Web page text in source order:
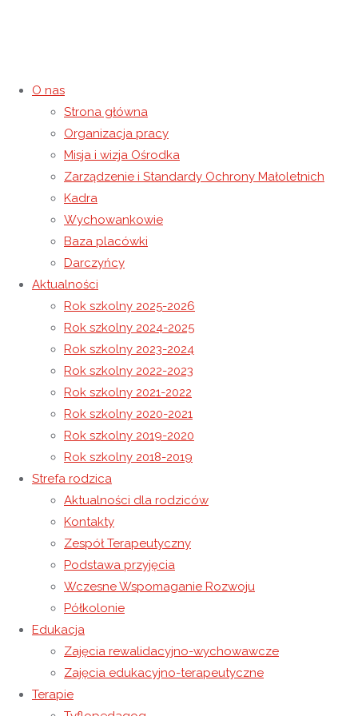
O nas
Strona główna
Organizacja pracy
Misja i wizja Ośrodka
Zarządzenie i Standardy Ochrony Małoletnich
Kadra
Wychowankowie
Baza placówki
Darczyńcy
Aktualności
Rok szkolny 2025-2026
Rok szkolny 2024-2025
Rok szkolny 2023-2024
Rok szkolny 2022-2023
Rok szkolny 2021-2022
Rok szkolny 2020-2021
Rok szkolny 2019-2020
Rok szkolny 2018-2019
Strefa rodzica
Aktualności dla rodziców
Kontakty
Zespół Terapeutyczny
Podstawa przyjęcia
Wczesne Wspomaganie Rozwoju
Półkolonie
Edukacja
Zajęcia rewalidacyjno-wychowawcze
Zajęcia edukacyjno-terapeutyczne
Terapie
Zajęcia z wychowania
fizycznego.
26 listopada 202026 listopada 2020
Strona główna Rok szkolny 2020-2021
fizycznego.
20 listopada MIĘDZYNARODOWY DZIEŃ PRAW DZIECKA
Światowy Dzień Pluszowego Misia – czas na altruizm.
26 listopada 202026 listopada 2020
naszej placówce w ramach podstawy programowej. W
zajęciach uczestniczą wszyscy wychowankowie grup
edukacyjnych- zgodnie z etapem edukacyjnym.
zajęć jest dostosowana do możliwości oraz potrzeb
indywidualnych wychowanków jak i całej grupy.
Wychowanie fizyczne pełni ważne funkcje edukacyjne,
rozwojowe i zdrowotne: wspiera rozwój fizyczny,
psychiczny, intelektualny i społeczny uczniów oraz